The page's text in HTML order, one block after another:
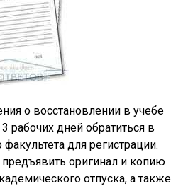
о восстановлении в учебе
рабочих дней обратиться в
для регистрации.
предъявить оригинал и копию
отпуска, а также